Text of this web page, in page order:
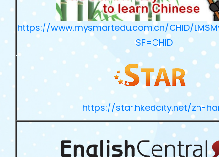
https://www.mysmartedu.com.cn/CHID/
SF=CHID
https://star.hkedcity.net/zh-